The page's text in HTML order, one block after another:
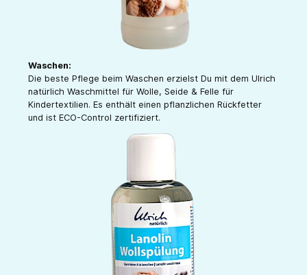
Waschen:
Die beste Pflege beim Waschen erzielst Du mit dem Ulrich
natürlich Waschmittel für Wolle, Seide & Felle für
Kindertextilien. Es enthält einen pflanzlichen Rückfetter
und ist ECO-Control zertifiziert.